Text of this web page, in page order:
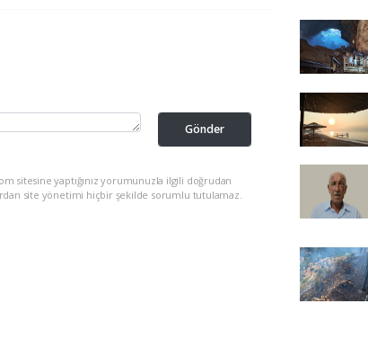
Gönder
sitesine yaptığınız yorumunuzla ilgili doğrudan
site yönetimi hiçbir şekilde sorumlu tutulamaz.